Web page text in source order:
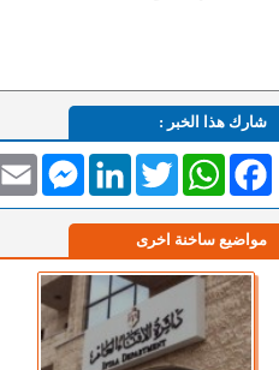
شارك هذا الخبر :
Email
MessengerLinkedInTwitterWhatsAppFacebook
مواضيع ساخنة اخرى